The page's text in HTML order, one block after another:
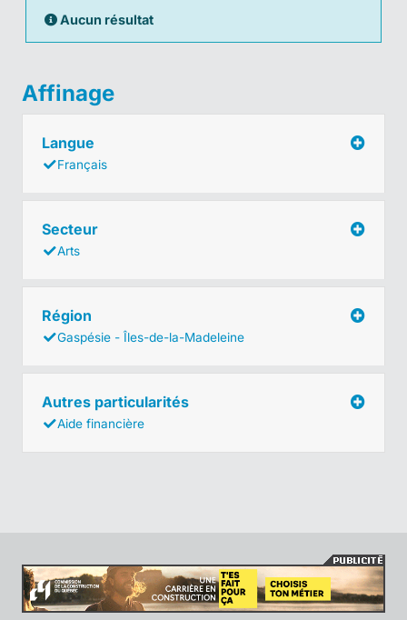
Aucun résultat
Affinage
Langue
Français
Secteur
Arts
Région
Gaspésie - Îles-de-la-Madeleine
Autres particularités
Aide financière